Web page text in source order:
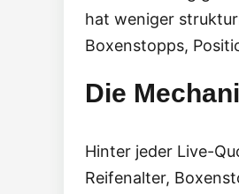
hat weniger
Boxenstopps,
Die
Hinter jeder Live-
Reifenalter,